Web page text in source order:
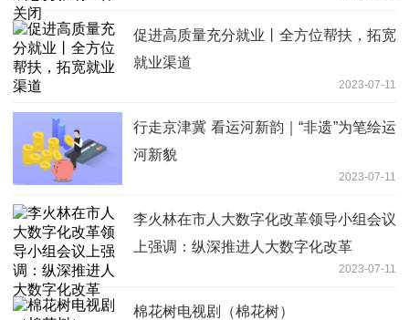
促进高质量充分就业丨全方位帮扶，拓宽
就业渠道
2023-07-11
行走京津冀 看运河新韵｜“非遗”为笔绘运
河新貌
2023-07-11
李火林在市人大数字化改革领导小组会议
上强调：纵深推进人大数字化改革
2023-07-11
棉花树电视剧（棉花树）